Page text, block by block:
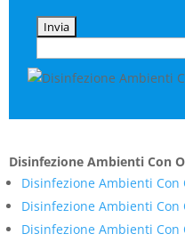
Disinfezione Ambienti Con
Disinfezione Ambienti Con
Disinfezione Ambienti Con
Disinfezione Ambienti Con